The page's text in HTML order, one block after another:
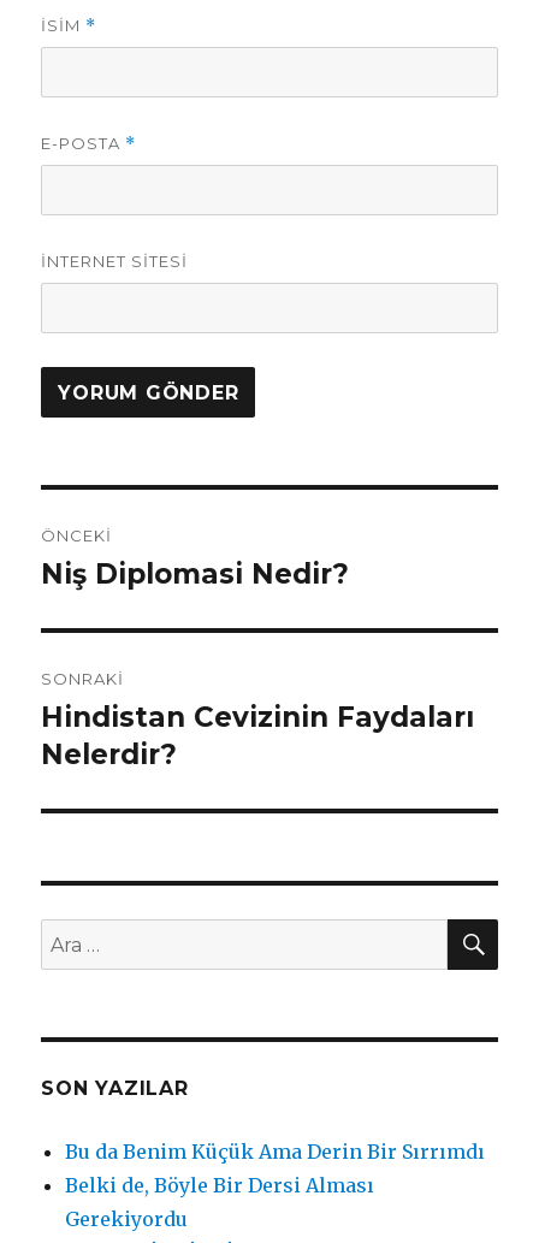
İSIM *
E-POSTA *
İNTERNET SITESI
dolaşımı
ÖNCEKI
Önceki
Niş Diplomasi Nedir?
SONRAKI
Sonraki
yazı:
Hindistan Cevizinin Faydaları
Nelerdir?
Ara:
SON YAZILAR
Bu da Benim Küçük Ama Derin Bir Sırrımdı
Belki de, Böyle Bir Dersi Alması
Gerekiyordu